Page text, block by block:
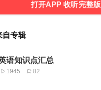
打开APP 收听完整版
自专辑
语知识点汇总
1945 82